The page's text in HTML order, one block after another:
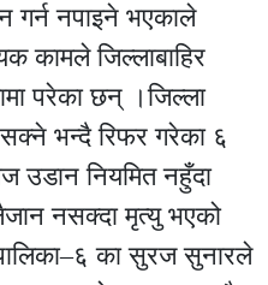
गर्न नपाइने भएकाले
कामले जिल्लाबाहिर
परेका छन् ।जिल्ला
भन्दै रिफर गरेका ६
उडान नियमित नहुँदा
नसक्दा मृत्यु भएको
का सुरज सुनारले